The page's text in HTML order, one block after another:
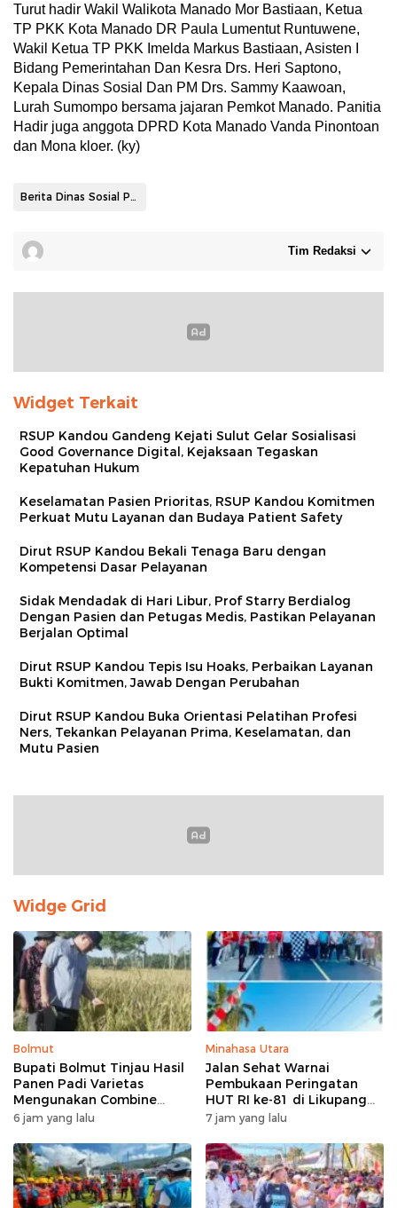
Turut hadir Wakil Walikota Manado Mor Bastiaan, Ketua
TP PKK Kota Manado DR Paula Lumentut Runtuwene,
Wakil Ketua TP PKK Imelda Markus Bastiaan, Asisten I
Bidang Pemerintahan Dan Kesra Drs. Heri Saptono,
Kepala Dinas Sosial Dan PM Drs. Sammy Kaawoan,
Lurah Sumompo bersama jajaran Pemkot Manado. Panitia
Hadir juga anggota DPRD Kota Manado Vanda Pinontoan
dan Mona kloer. (ky)
Berita Dinas Sosial PM
Tim Redaksi
Widget Terkait
RSUP Kandou Gandeng Kejati Sulut Gelar Sosialisasi
Good Governance Digital, Kejaksaan Tegaskan
Kepatuhan Hukum
Keselamatan Pasien Prioritas, RSUP Kandou Komitmen
Perkuat Mutu Layanan dan Budaya Patient Safety
Dirut RSUP Kandou Bekali Tenaga Baru dengan
Kompetensi Dasar Pelayanan
Sidak Mendadak di Hari Libur, Prof Starry Berdialog
Dengan Pasien dan Petugas Medis, Pastikan Pelayanan
Berjalan Optimal
Dirut RSUP Kandou Tepis Isu Hoaks, Perbaikan Layanan
Bukti Komitmen, Jawab Dengan Perubahan
Dirut RSUP Kandou Buka Orientasi Pelatihan Profesi
Ners, Tekankan Pelayanan Prima, Keselamatan, dan
Mutu Pasien
Widge Grid
Bolmut
Bupati Bolmut Tinjau Hasil
Panen Padi Varietas
Mengunakan Combine
Harvester
6 jam yang lalu
Minahasa Utara
Jalan Sehat Warnai
Pembukaan Peringatan
HUT RI ke-81 di Likupang
Barat
7 jam yang lalu